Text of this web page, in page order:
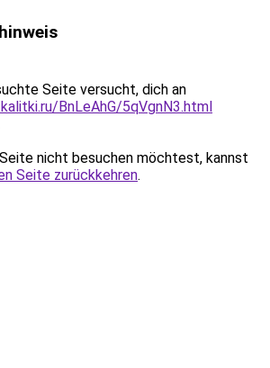
Seite versucht, dich an
BnLeAhG/5qVgnN3.html
nicht besuchen möchtest, kannst
Seite zurückkehren.